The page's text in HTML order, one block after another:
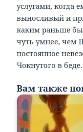
услугами, когда
выносливый и
каким раньше
чуть умнее, чем
постоянное
Чокнутого в беде.
Вам также